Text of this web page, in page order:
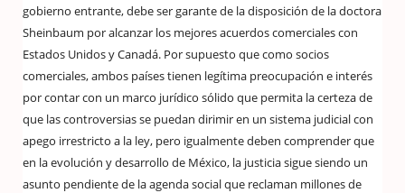
gobierno entrante, debe ser garante de la disposición de la doctora
Sheinbaum por alcanzar los mejores acuerdos comerciales con
Estados Unidos y Canadá. Por supuesto que como socios
comerciales, ambos países tienen legítima preocupación e interés
por contar con un marco jurídico sólido que permita la certeza de
que las controversias se puedan dirimir en un sistema judicial con
apego irrestricto a la ley, pero igualmente deben comprender que
en la evolución y desarrollo de México, la justicia sigue siendo un
asunto pendiente de la agenda social que reclaman millones de